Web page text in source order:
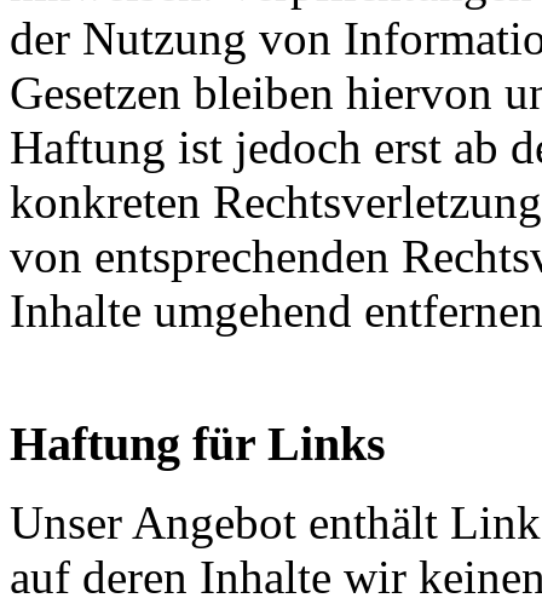
der Nutzung von
Gesetzen bleiben hiervon
Haftung ist jedoch erst ab
konkreten
von entsprechenden
Inhalte umgehend
Haftung für Links
Unser Angebot enthält
auf deren Inhalte wir